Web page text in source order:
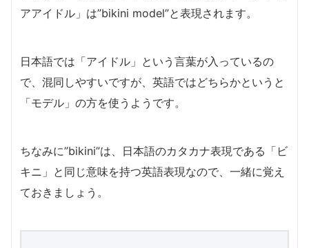
アアイドル」は”bikini model”と表現されます。
日本語では「アイドル」という言葉が入っているの
で、混同しやすいですが、英語ではどちらかというと
「モデル」の方を使うようです。
ちなみに”bikini”は、日本語のカタカナ表現である「ビ
キニ」と同じ意味を持つ英語表現なので、一緒に覚え
ておきましょう。